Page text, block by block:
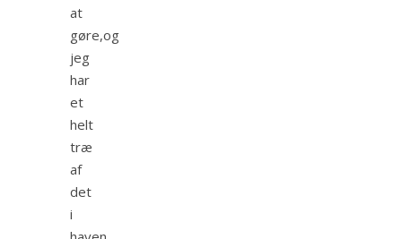
at
gøre,og
jeg
har
et
helt
træ
af
det
i